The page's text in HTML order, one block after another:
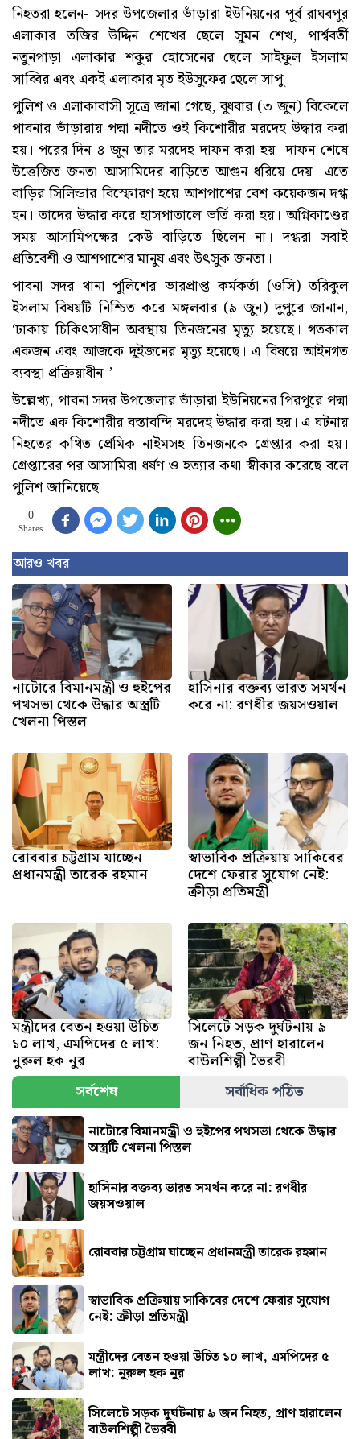
নিহতরা হলেন- সদর উপজেলার ভাঁড়ারা ইউনিয়নের পূর্ব রাঘবপুর
এলাকার তজির উদ্দিন শেখের ছেলে সুমন শেখ, পার্শ্ববর্তী
নতুনপাড়া এলাকার শকুর হোসেনের ছেলে সাইফুল ইসলাম
সাব্বির এবং একই এলাকার মৃত ইউসুফের ছেলে সাপু।
পুলিশ ও এলাকাবাসী সূত্রে জানা গেছে, বুধবার (৩ জুন) বিকেলে
পাবনার ভাঁড়ারায় পদ্মা নদীতে ওই কিশোরীর মরদেহ উদ্ধার করা
হয়। পরের দিন ৪ জুন তার মরদেহ দাফন করা হয়। দাফন শেষে
উত্তেজিত জনতা আসামিদের বাড়িতে আগুন ধরিয়ে দেয়। এতে
বাড়ির সিলিন্ডার বিস্ফোরণ হয়ে আশপাশের বেশ কয়েকজন দগ্ধ
হন। তাদের উদ্ধার করে হাসপাতালে ভর্তি করা হয়। অগ্নিকাণ্ডের
সময় আসামিপক্ষের কেউ বাড়িতে ছিলেন না। দগ্ধরা সবাই
প্রতিবেশী ও আশপাশের মানুষ এবং উৎসুক জনতা।
পাবনা সদর থানা পুলিশের ভারপ্রাপ্ত কর্মকর্তা (ওসি) তরিকুল
ইসলাম বিষয়টি নিশ্চিত করে মঙ্গলবার (৯ জুন) দুপুরে জানান,
‘ঢাকায় চিকিৎসাধীন অবস্থায় তিনজনের মৃত্যু হয়েছে। গতকাল
একজন এবং আজকে দুইজনের মৃত্যু হয়েছে। এ বিষয়ে আইনগত
ব্যবস্থা প্রক্রিয়াধীন।’
উল্লেখ্য, পাবনা সদর উপজেলার ভাঁড়ারা ইউনিয়নের পিরপুরে পদ্মা
নদীতে এক কিশোরীর বস্তাবন্দি মরদেহ উদ্ধার করা হয়। এ ঘটনায়
নিহতের কথিত প্রেমিক নাইমসহ তিনজনকে গ্রেপ্তার করা হয়।
গ্রেপ্তারের পর আসামিরা ধর্ষণ ও হত্যার কথা স্বীকার করেছে বলে
পুলিশ জানিয়েছে।
0
Shares
আরও খবর
নাটোরে বিমানমন্ত্রী ও হুইপের
পথসভা থেকে উদ্ধার অস্ত্রটি
খেলনা পিস্তল
হাসিনার বক্তব্য ভারত সমর্থন
করে না: রণধীর জয়সওয়াল
রোববার চট্টগ্রাম যাচ্ছেন
প্রধানমন্ত্রী তারেক রহমান
স্বাভাবিক প্রক্রিয়ায় সাকিবের
দেশে ফেরার সুযোগ নেই:
ক্রীড়া প্রতিমন্ত্রী
মন্ত্রীদের বেতন হওয়া উচিত
১০ লাখ, এমপিদের ৫ লাখ:
নুরুল হক নুর
সিলেটে সড়ক দুর্ঘটনায় ৯
জন নিহত, প্রাণ হারালেন
বাউলশিল্পী ভৈরবী
সর্বশেষ
সর্বাধিক পঠিত
নাটোরে বিমানমন্ত্রী ও হুইপের পথসভা থেকে উদ্ধার
অস্ত্রটি খেলনা পিস্তল
হাসিনার বক্তব্য ভারত সমর্থন করে না: রণধীর
জয়সওয়াল
রোববার চট্টগ্রাম যাচ্ছেন প্রধানমন্ত্রী তারেক রহমান
স্বাভাবিক প্রক্রিয়ায় সাকিবের দেশে ফেরার সুযোগ
নেই: ক্রীড়া প্রতিমন্ত্রী
মন্ত্রীদের বেতন হওয়া উচিত ১০ লাখ, এমপিদের ৫
লাখ: নুরুল হক নুর
সিলেটে সড়ক দুর্ঘটনায় ৯ জন নিহত, প্রাণ হারালেন
বাউলশিল্পী ভৈরবী